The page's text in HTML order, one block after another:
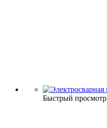
Быстрый просмотр